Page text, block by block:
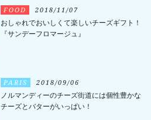
FOOD 2018/11/07
おしゃれでおいしくて楽しいチーズギフト！
『サンデーフロマージュ』
PARIS 2018/09/06
ノルマンディーのチーズ街道には個性豊かな
チーズとバターがいっぱい！